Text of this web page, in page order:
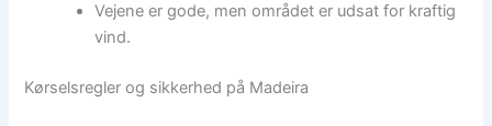
Vejene er gode, men området er udsat for kraftig
vind.
Kørselsregler og sikkerhed på Madeira